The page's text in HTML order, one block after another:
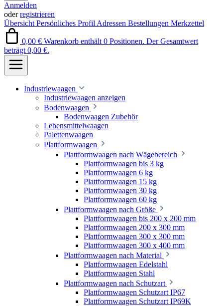
Anmelden
oderregistrieren
Übersicht Persönliches Profil Adressen Bestellungen Merkzettel
0,00 € Warenkorb enthält 0 Positionen. Der Gesamtwert
beträgt 0,00 €.
Industriewaagen
Industriewaagen anzeigen
Bodenwaagen
Bodenwaagen Zubehör
Lebensmittelwaagen
Palettenwaagen
Plattformwaagen
Plattformwaagen nach Wägebereich
Plattformwaagen bis 3 kg
Plattformwaagen 6 kg
Plattformwaagen 15 kg
Plattformwaagen 30 kg
Plattformwaagen 60 kg
Plattformwaagen nach Größe
Plattformwaagen bis 200 x 200 mm
Plattformwaagen 200 x 300 mm
Plattformwaagen 300 x 300 mm
Plattformwaagen 300 x 400 mm
Plattformwaagen nach Material
Plattformwaagen Edelstahl
Plattformwaagen Stahl
Plattformwaagen nach Schutzart
Plattformwaagen Schutzart IP67
Plattformwaagen Schutzart IP69K